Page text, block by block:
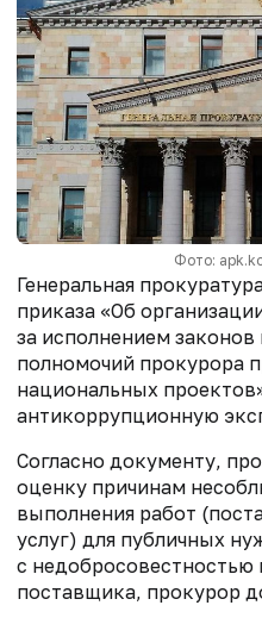
Фото:
Генеральная
приказа «Об
за исполнением
полномочий прокурора
национальных
антикоррупционную
Согласно документу,
оценку причинам
выполнения работ
услуг) для публичных
с недобросовестностью
поставщика, прокурор